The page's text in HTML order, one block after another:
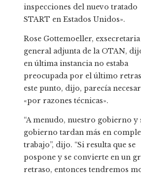
inspecciones del nuevo tratado
START en Estados Unidos».
Rose Gottemoeller, exsecretaria
general adjunta de la OTAN,
en última instancia no estaba
preocupada por el último
este punto, dijo, parecía
«por razones técnicas».
“A menudo, nuestro gobierno y
gobierno tardan más en
trabajo”, dijo. “Si resulta que se
pospone y se convierte en un
retraso, entonces tendremos